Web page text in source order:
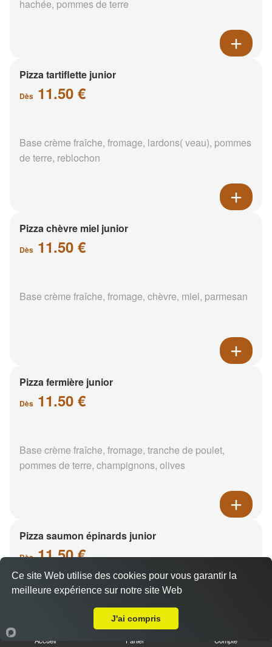
hachée, pommes de terre
Pizza tartiflette junior
Dès 11.50 €
Base crème fraîche, fromage, lardons( veau), pommes
de terre, reblochon
Pizza chèvre miel junior
Dès 11.50 €
Base crème fraîche, fromage, chèvre, miel, parmesan
Pizza fermière junior
Dès 11.50 €
Base crème fraîche, fromage, tranche de poulet,
pommes de terre, champignons, olives
Pizza saumon épinards junior
Dès11.50 €
Accueil Panier Compte
Ce site Web utilise des cookies pour vous garantir la
meilleure expérience sur notre site Web
J'ai compris